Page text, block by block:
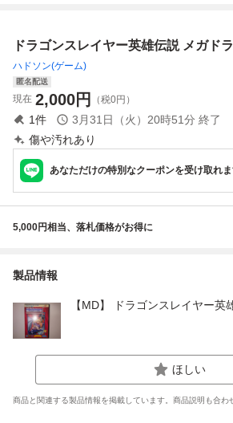
ドラゴンスレイヤー英雄伝説 メガド
ハドソン(ゲーム)
匿名配送
現在 2,000円 （税0円）
1件 3月31日（火）20時51分 終了
傷や汚れあり
あなただけの特別なクーポンを受け取れ
5,000円相当、落札価格がお得に
製品情報
【MD】 ドラゴンスレイヤー英
ほしい
商品と関連する製品情報を掲載しています。商品説明も合わ